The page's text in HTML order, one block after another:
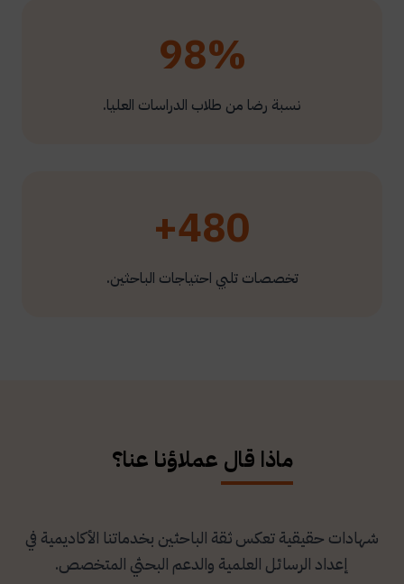
98%
نسبة رضا من طلاب الدراسات العليا.
480+
تخصصات تلبي احتياجات الباحثين.
ماذا قال عملاؤنا عنا؟
شهادات حقيقية تعكس ثقة الباحثين بخدماتنا الأكاديمية في
إعداد الرسائل العلمية والدعم البحثي المتخصص.